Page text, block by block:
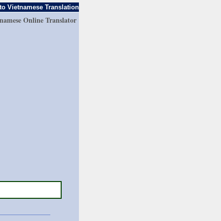
Vietnamese Translation
Online Translator